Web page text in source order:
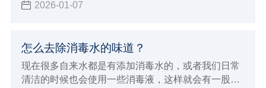
有危害的，下面小辉就来给大家讲讲消毒水怎么正确
2026-01-07
怎么去除消毒水的味道？
现在很多自来水都是有添加消毒水的，或者我们日常
清洁的时候也会使用一些消毒液，这样就会有一股呛